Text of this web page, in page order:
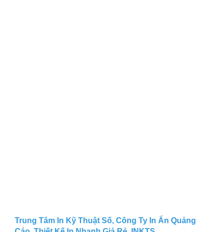
Trung Tâm In Kỹ Thuật Số, Công Ty In Ấn Quảng